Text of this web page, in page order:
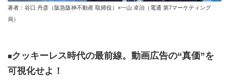
著者：谷口 丹彦（阪急阪神不動産 取締役）×一山 卓治（電通 第7マーケティング
局）
■クッキーレス時代の最前線。動画広告の“真価”を
可視化せよ！